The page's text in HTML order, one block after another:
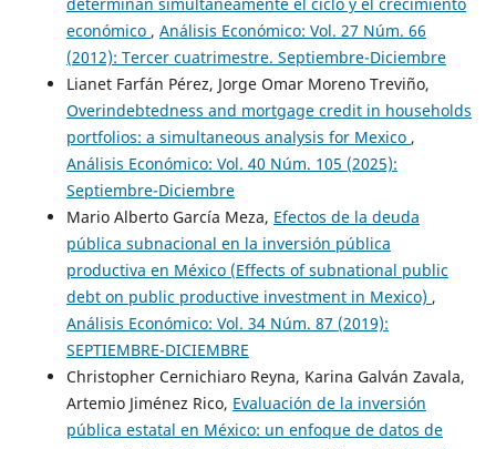
económico , Análisis Económico: Vol. 27 Núm. 66
(2012): Tercer cuatrimestre. Septiembre-Diciembre
Lianet Farfán Pérez, Jorge Omar Moreno Treviño,
Overindebtedness and mortgage credit in households
portfolios: a simultaneous analysis for Mexico ,
Análisis Económico: Vol. 40 Núm. 105 (2025):
Septiembre-Diciembre
Mario Alberto García Meza, Efectos de la deuda
pública subnacional en la inversión pública
productiva en México (Effects of subnational public
debt on public productive investment in Mexico) ,
Análisis Económico: Vol. 34 Núm. 87 (2019):
SEPTIEMBRE-DICIEMBRE
Christopher Cernichiaro Reyna, Karina Galván Zavala,
Artemio Jiménez Rico, Evaluación de la inversión
pública estatal en México: un enfoque de datos de